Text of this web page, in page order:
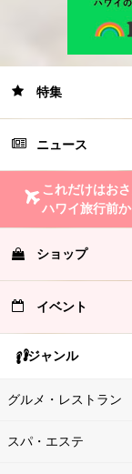
特集
ニュース
これだけはお
ハワイ旅行前
ショップ
イベント
ジャンル
グルメ・レストラン
スパ・エステ